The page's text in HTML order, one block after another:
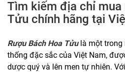
Tìm kiếm địa chỉ mua
Tửu chính hãng tại
Rượu Bách Hoa Tửulà một trong
thống đặc sắc của Việt Nam,
dược quý và lên men tự nhiên.